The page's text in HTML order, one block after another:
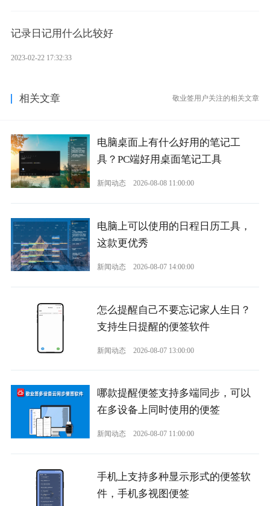
记录日记用什么比较好
2023-02-22 17:32:33
相关文章 敬业签用户关注的相关文章
电脑桌面上有什么好用的笔记工
具？PC端好用桌面笔记工具
新闻动态 2026-08-08 11:00:00
电脑上可以使用的日程日历工具，
这款更优秀
新闻动态 2026-08-07 14:00:00
怎么提醒自己不要忘记家人生日？
支持生日提醒的便签软件
新闻动态 2026-08-07 13:00:00
哪款提醒便签支持多端同步，可以
在多设备上同时使用的便签
新闻动态 2026-08-07 11:00:00
手机上支持多种显示形式的便签软
件，手机多视图便签